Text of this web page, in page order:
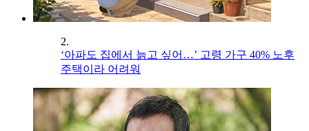
2.
‘아파도 집에서 늙고 싶어…’ 고령 가구 40% 노후
주택이라 어려워